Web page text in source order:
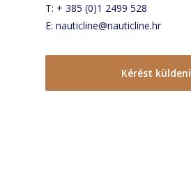
T: + 385 (0)1 2499 528
E: nauticline@nauticline.hr
Kérést küldeni